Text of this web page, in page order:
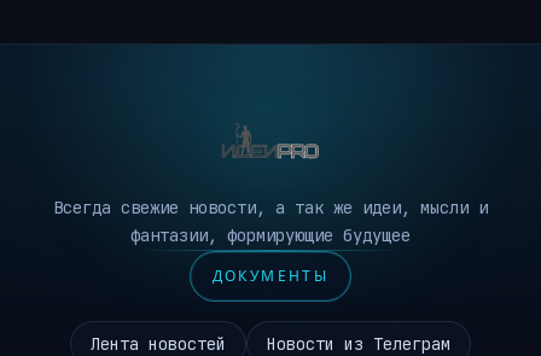
Всегда свежие новости, а так же идеи, мысли и
фантазии, формирующие будущее
ДОКУМЕНТЫ
Лента новостей Новости из Телеграм